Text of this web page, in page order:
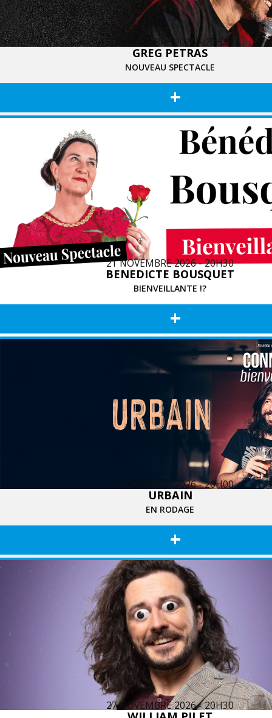
20 NOVEMBRE 2026 - 20H30
GREG PETRAS
NOUVEAU SPECTACLE
+
21 NOVEMBRE 2026 - 20H30
BENEDICTE BOUSQUET
BIENVEILLANTE !?
+
25 NOVEMBRE 2026 - 20H00
URBAIN
EN RODAGE
+
27 NOVEMBRE 2026 - 20H30